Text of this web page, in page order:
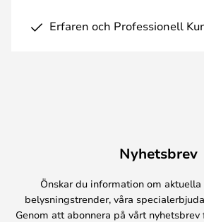
Erfaren och Professionell
Nyhetsbrev
Önskar du information om
belysningstrender, våra
Genom att abonnera på vårt nyhetsbrev